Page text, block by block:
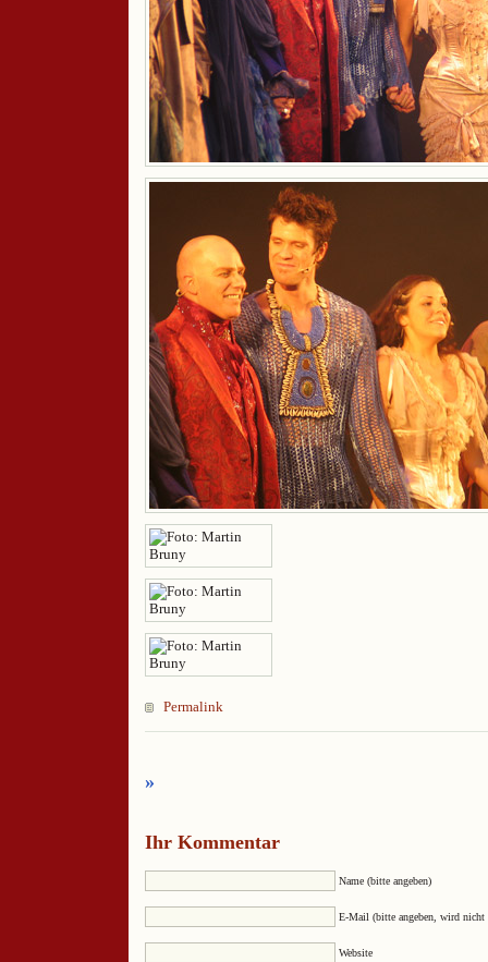
Permalink
»
Ihr Kommentar
Name (bitte angeben)
E-Mail (bitte angeben, wird nicht
Website